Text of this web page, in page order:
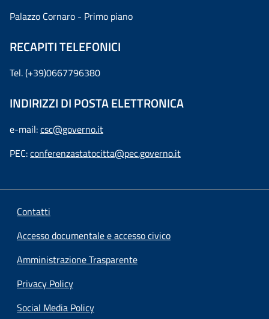
Palazzo Cornaro - Primo piano
RECAPITI TELEFONICI
Tel. (+39)0667796380
INDIRIZZI DI POSTA ELETTRONICA
e-mail:csc@governo.it
PEC:conferenzastatocitta@pec.governo.it
Contatti
Accesso documentale e accesso civico
Amministrazione Trasparente
Privacy Policy
Social Media Policy